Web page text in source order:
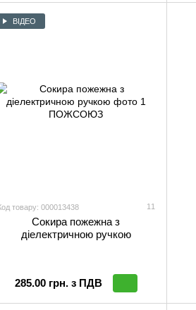
ВІДЕО
товару: 000013438 11
Сокира пожежна з
діелектричною ручкою
285.00 грн. з ПДВ